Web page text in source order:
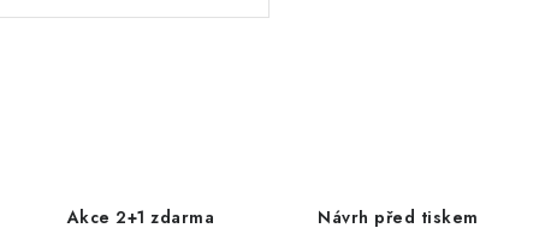
Akce 2+1 zdarma Návrh před tiskem